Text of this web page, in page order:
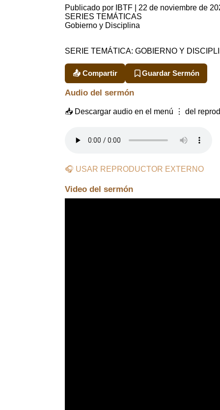
Publicado por IBTF
22 de noviembre de
SERIES TEMÁTICAS
Gobierno y Disciplina
SERIE TEMÁTICA: GOBIERNO Y
📤 Compartir Guardar Sermón
Audio del sermón
📥 Descargar audio en el menú ⋮ del
🎧 USAR REPRODUCTOR EXTERNO
Video del sermón